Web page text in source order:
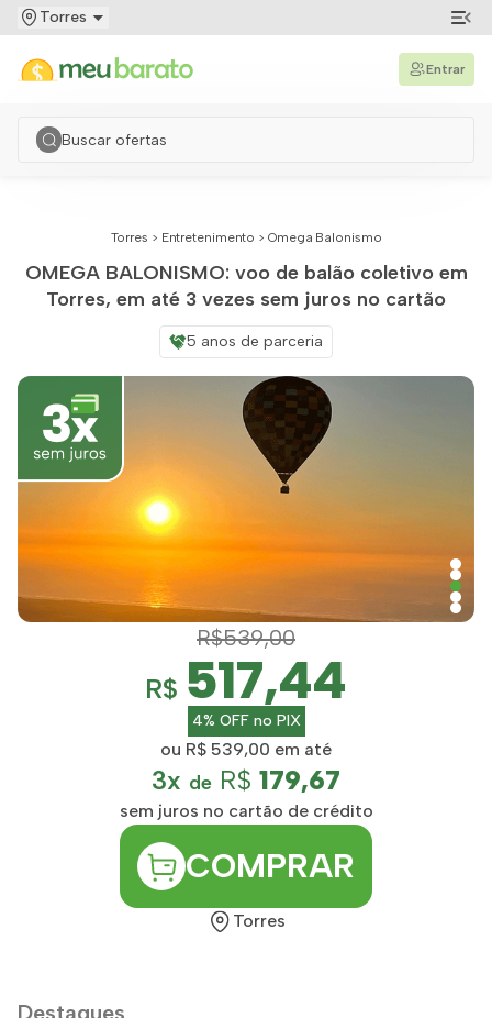
Torres
Entrar
Torres > Entretenimento > Omega Balonismo
OMEGA BALONISMO: voo de balão coletivo em
Torres, em até 3 vezes sem juros no cartão
5 anos de parceria
R$539,00
R$ 517,44
4% OFF no PIX
ou R$ 539,00 em até
3x de R$ 179,67
sem juros no cartão de crédito
COMPRAR
Torres
Destaques